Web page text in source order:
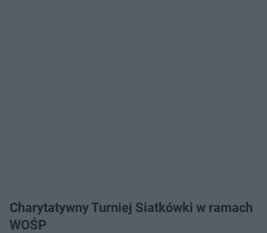
Charytatywny Turniej Siatkówki w ramach
WOŚP